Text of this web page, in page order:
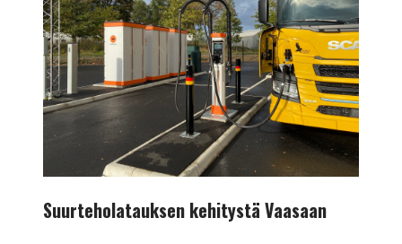
Suurteholatauksen kehitystä Vaasaan